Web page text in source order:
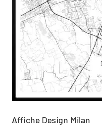
Affiche Design Milan